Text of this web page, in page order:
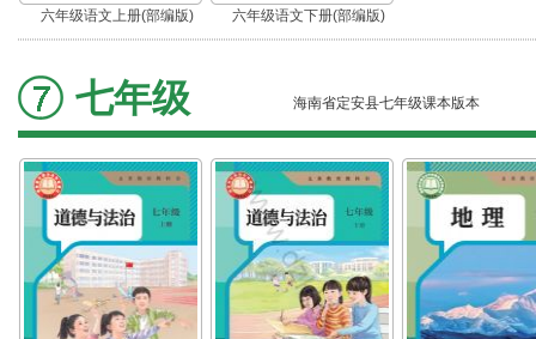
六年级语文上册(部编版) 六年级语文下册(部编版)
七年级 海南省定安县七年级课本版本